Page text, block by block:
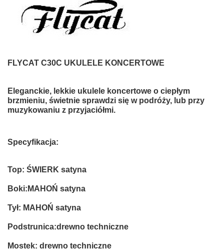
FLYCAT C30C UKULELE KONCERTOWE
Eleganckie, lekkie ukulele koncertowe o ciepłym
brzmieniu, świetnie sprawdzi się w podróży, lub przy
muzykowaniu z przyjaciółmi.
Specyfikacja:
Top: ŚWIERK satyna
Boki:MAHOŃ satyna
Tył: MAHOŃ satyna
Podstrunica:drewno techniczne
Mostek: drewno techniczne